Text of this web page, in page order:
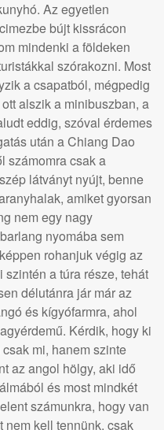
Az egyetlen
bújt kissrácon
mindenki a földeken
szórakozni. Most
a csapatból, mégpedig
alszik a minibuszban, a
eddig, szóval érdemes
után a Chiang Dao
számomra csak a
látványt nyújt, benne
amiket gyorsan
nem egy nagy
nyomába sem
rohanjuk végig az
a túra része, tehát
délutánra jár már az
és kígyófarmra, ahol
Kérdik, hogy ki
mi, hanem szinte
az angol hölgy, aki idő
és most mindkét
számunkra, hogy van
nem kell tennünk, csak